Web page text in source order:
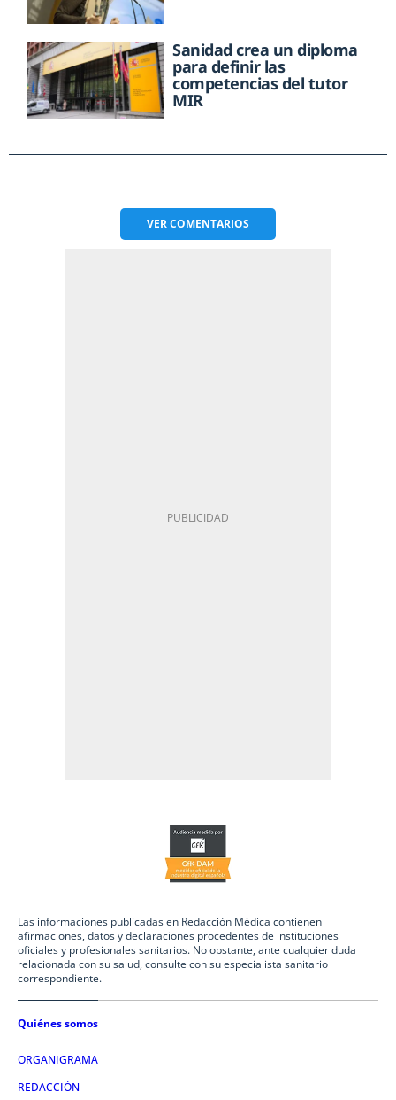
Sanidad crea un diploma
para definir las
competencias del tutor
MIR
VERCOMENTARIOS
Las informaciones publicadas en Redacción Médica contienen
afirmaciones, datos y declaraciones procedentes de instituciones
oficiales y profesionales sanitarios. No obstante, ante cualquier duda
relacionada con su salud, consulte con su especialista sanitario
correspondiente.
Quiénes somos
ORGANIGRAMA
REDACCIÓN